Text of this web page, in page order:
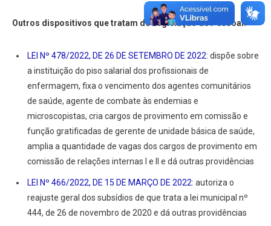
Outros dispositivos que tratam de Legislação de Pessoal:
LEI Nº 478/2022, DE 26 DE SETEMBRO DE 2022: dispõe sobre
a instituição do piso salarial dos profissionais de
enfermagem, fixa o vencimento dos agentes comunitários
de saúde, agente de combate às endemias e
microscopistas, cria cargos de provimento em comissão e
função gratificadas de gerente de unidade básica de saúde,
amplia a quantidade de vagas dos cargos de provimento em
comissão de relações internas I e II e dá outras providências
LEI Nº 466/2022, DE 15 DE MARÇO DE 2022: autoriza o
reajuste geral dos subsídios de que trata a lei municipal nº
444, de 26 de novembro de 2020 e dá outras providências